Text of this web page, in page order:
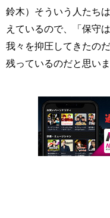
鈴木）そういう人たち
えているので、「保守
我々を抑圧してきたの
残っているのだと思いま